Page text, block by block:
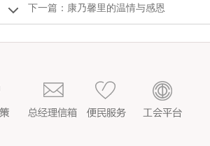
下一篇： 康乃馨里的温情与感恩